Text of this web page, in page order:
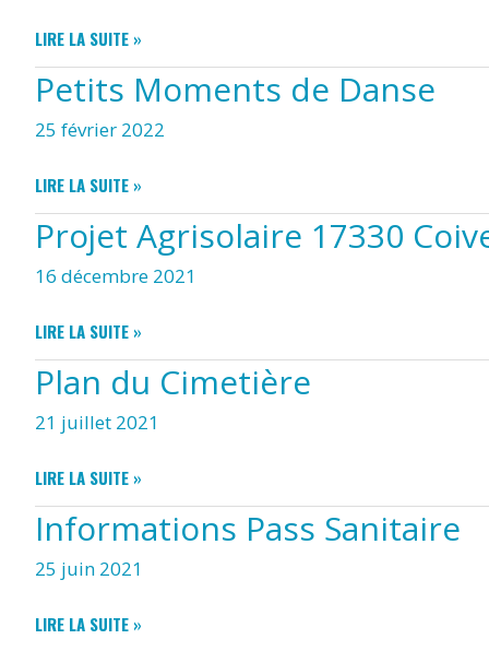
2022
INFORMATION
INSCRIPTION
ECOLE
DE
LOULAY
2023
LIRE LA SUITE »
Petits Moments de Danse
25 février 2022
PETITS
MOMENTS
DE
DANSE
LIRE LA SUITE »
Projet Agrisolaire 17330
16 décembre 2021
PROJET
AGRISOLAIRE
17330
COIVERT
LIRE LA SUITE »
Plan du Cimetière
21 juillet 2021
PLAN
DU
CIMETIÈRE
LIRE LA SUITE »
Informations Pass Sanitaire
25 juin 2021
INFORMATIONS
LIRE LA SUITE »